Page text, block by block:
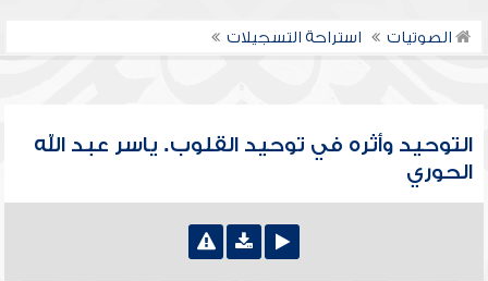
الصوتيات استراحة التسجيلات
التوحيد وأثره في توحيد القلوب. ياسر عبد الله
الحوري